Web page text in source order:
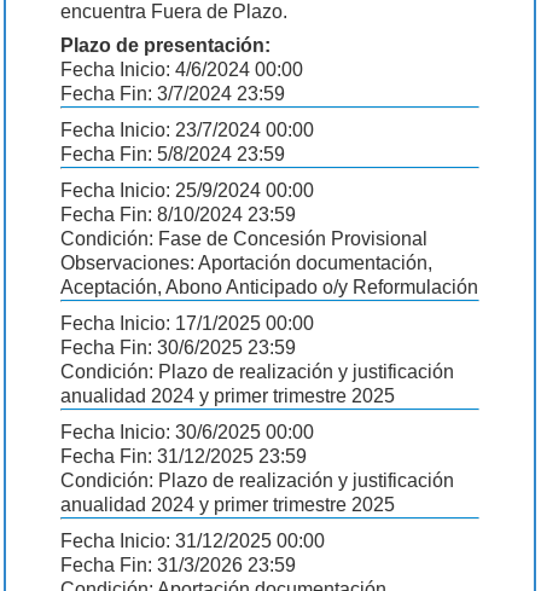
encuentra Fuera de Plazo.
Plazo de presentación:
Fecha Inicio: 4/6/2024 00:00
Fecha Fin: 3/7/2024 23:59
Fecha Inicio: 23/7/2024 00:00
Fecha Fin: 5/8/2024 23:59
Fecha Inicio: 25/9/2024 00:00
Fecha Fin: 8/10/2024 23:59
Condición: Fase de Concesión Provisional
Observaciones: Aportación documentación,
Aceptación, Abono Anticipado o/y Reformulación
Fecha Inicio: 17/1/2025 00:00
Fecha Fin: 30/6/2025 23:59
Condición: Plazo de realización y justificación
anualidad 2024 y primer trimestre 2025
Fecha Inicio: 30/6/2025 00:00
Fecha Fin: 31/12/2025 23:59
Condición: Plazo de realización y justificación
anualidad 2024 y primer trimestre 2025
Fecha Inicio: 31/12/2025 00:00
Fecha Fin: 31/3/2026 23:59